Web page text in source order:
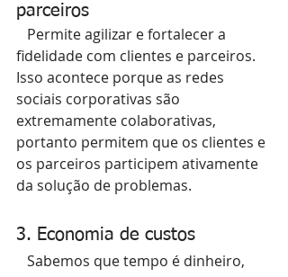
parceiros
fidelidade com clientes e parceiros.
Isso acontece porque as redes
sociais corporativas são
extremamente colaborativas,
portanto permitem que os clientes e
os parceiros participem ativamente
da solução de problemas.
3. Economia de custos